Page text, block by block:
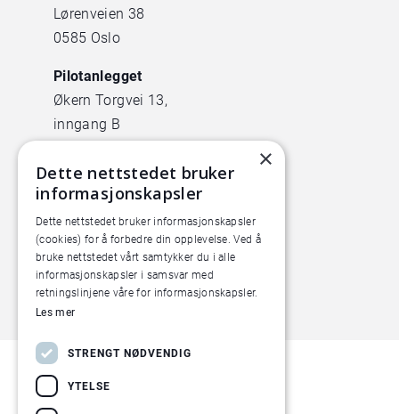
Lørenveien 38
0585 Oslo
Pilotanlegget
Økern Torgvei 13,
inngang B
×
Dette nettstedet bruker
informasjonskapsler
Dette nettstedet bruker informasjonskapsler
(cookies) for å forbedre din opplevelse. Ved å
bruke nettstedet vårt samtykker du i alle
informasjonskapsler i samsvar med
retningslinjene våre for informasjonskapsler.
Les mer
STRENGT NØDVENDIG
YTELSE